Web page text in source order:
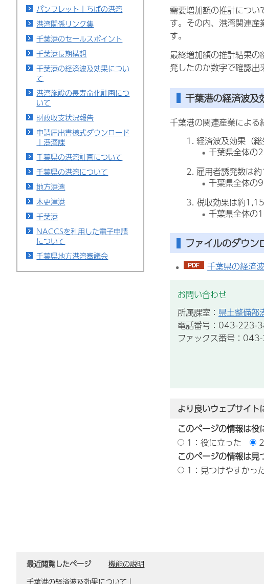
パンフレット｜ちばの港湾
港湾関係リンク集
千葉港のセールスポイント
千葉港長期構想
千葉港の経済波及効果につい
て
港湾施設の長寿命化計画につ
いて
財政収支状況報告
申請届出書様式ダウンロード
｜港湾課
千葉県の港湾計画について
千葉県の港湾について
地方港湾
木更津港
千葉港
NACCSを利用した電子申請
について
千葉県地方港湾審議会
需要増加額の推計につ
す。その内、港湾関連
す。
最終増加額の推計結果
発したのか数字で確認出
千葉港の経済波及
千葉港の関連産業による
経済波及効果（
千葉県全体の
雇用者誘発数は約
千葉県全体の
税収効果は約
千葉県全体の
ファイルのダウン
千葉県の経済
お問い合わせ
所属課室： 県土整備部
電話番号：043-223-
ファックス番号：
より良いウェブサイト
このページの情報は役
1：役に立った
このページの情報は見
1：見つけやすかっ
最近閲覧したページ
機能の説明
千葉港の経済波及効果について ｜